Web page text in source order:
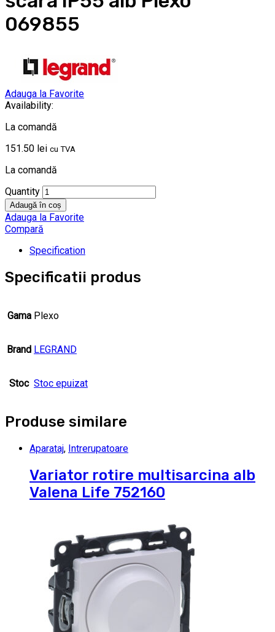
069855
Adauga la Favorite
Availability:
La comandă
151.50 lei cu TVA
La comandă
Quantity
Adaugă în coș
Adauga la Favorite
Compară
Specification
Specificatii produs
Gama Plexo
Brand LEGRAND
Stoc Stoc epuizat
Produse similare
Aparataj, Intrerupatoare
Variator rotire multisarcina alb
Valena Life 752160